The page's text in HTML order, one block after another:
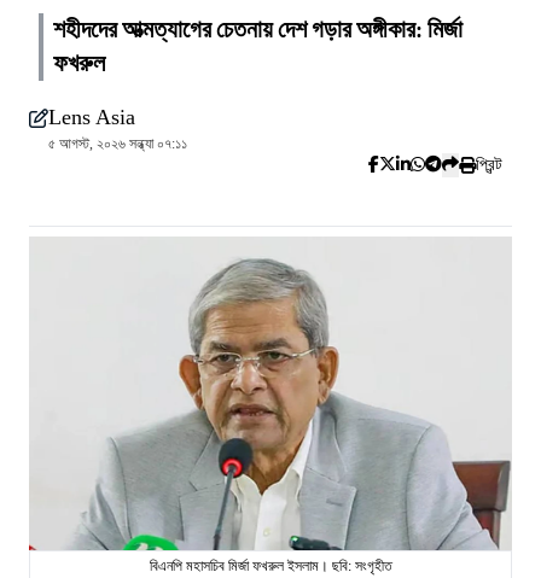
শহীদদের আত্মত্যাগের চেতনায় দেশ গড়ার অঙ্গীকার: মির্জা
ফখরুল
Lens Asia
৫ আগস্ট, ২০২৬ সন্ধ্যা ০৭:১১
প্রিন্ট
বিএনপি মহাসচিব মির্জা ফখরুল ইসলাম। ছবি: সংগৃহীত